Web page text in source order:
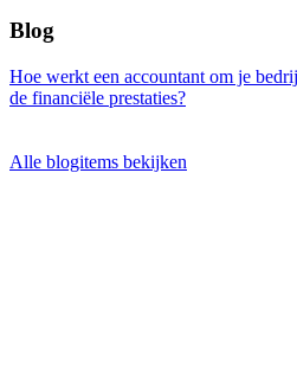
Blog
Hoe werkt een accountant om je
de financiële prestaties?
Alle blogitems bekijken